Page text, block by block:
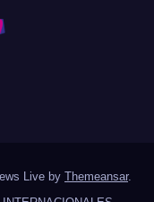
Live by Themeansar.